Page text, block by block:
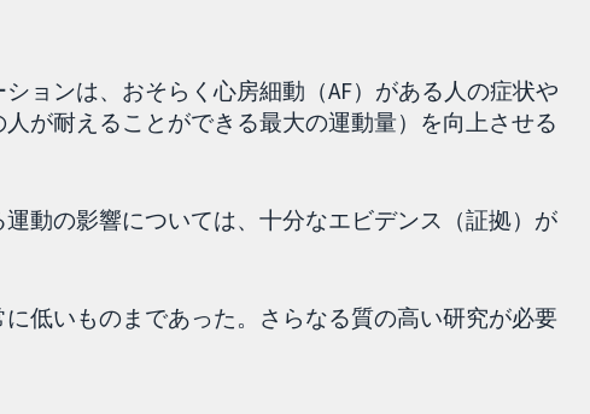
ョンは、おそらく心房細動（AF）がある人の症状や
が耐えることができる最大の運動量）を向上させる
動の影響については、十分なエビデンス（証拠）が
低いものまであった。さらなる質の高い研究が必要